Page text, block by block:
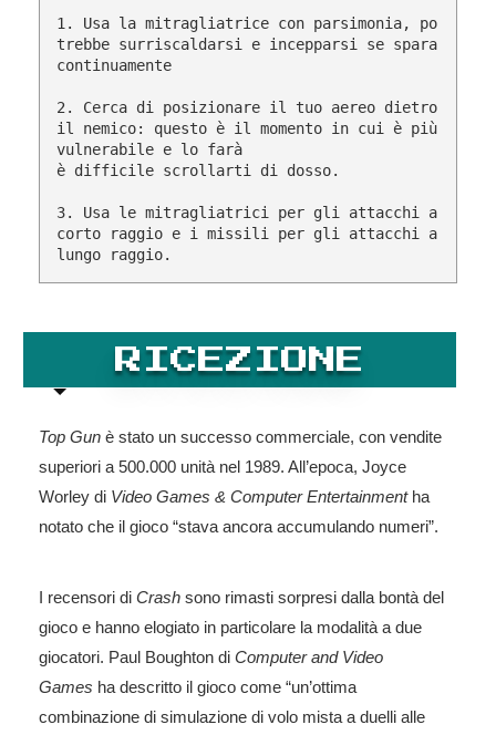
1. Usa la mitragliatrice con parsimonia, po
trebbe surriscaldarsi e incepparsi se spara
continuamente
2. Cerca di posizionare il tuo aereo dietro
il nemico: questo è il momento in cui è più
vulnerabile e lo farà
è difficile scrollarti di dosso.
3. Usa le mitragliatrici per gli attacchi a
corto raggio e i missili per gli attacchi a
RICEZIONE
Top Gun è stato un successo commerciale, con vendite
superiori a 500.000 unità nel 1989. All’epoca, Joyce
Worley di Video Games & Computer Entertainmentha
notato che il gioco “stava ancora accumulando numeri”.
I recensori di Crash sono rimasti sorpresi dalla bontà del
gioco e hanno elogiato in particolare la modalità a due
giocatori. Paul Boughton di Computer and Video
Games ha descritto il gioco come “un’ottima
combinazione di simulazione di volo mista a duelli alle